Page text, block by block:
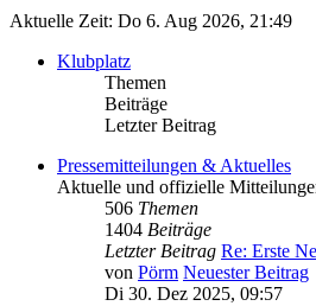
Aktuelle Zeit: Do 6. Aug 2026, 21:49
Klubplatz
Themen
Beiträge
Letzter Beitrag
Pressemitteilungen & Aktuelles
Aktuelle und offizielle
506 Themen
1404 Beiträge
Letzter Beitrag Re: Erste
von Pörm Neuester Beitrag
Di 30. Dez 2025, 09:57